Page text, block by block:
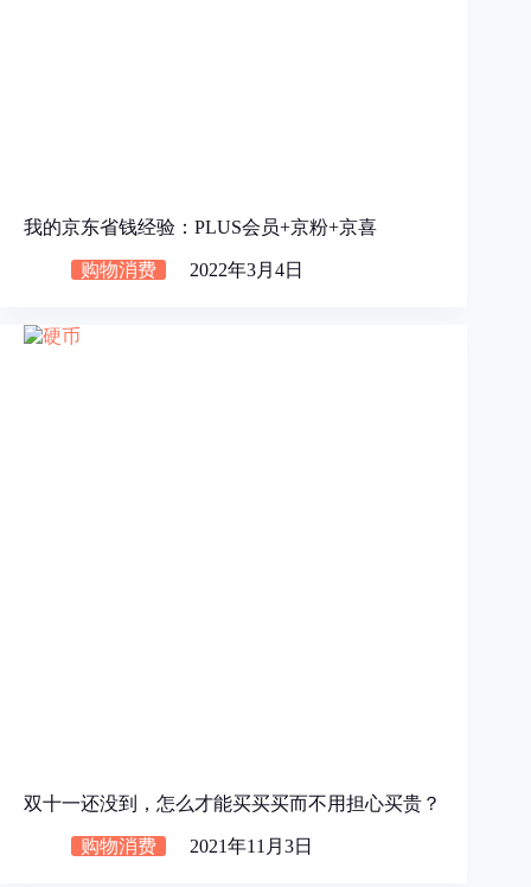
我的京东省钱经验：PLUS会员+京粉+京喜
购物消费 2022年3月4日
双十一还没到，怎么才能买买买而不用担心买贵？
购物消费 2021年11月3日